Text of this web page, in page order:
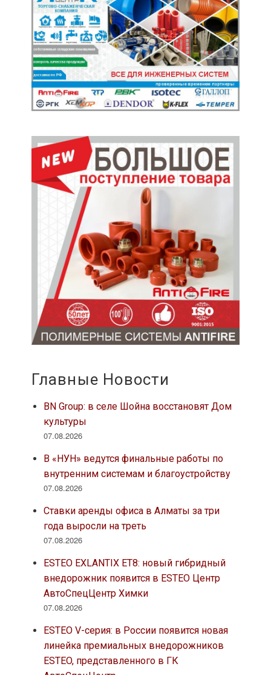
Главные Новости
BN Group: в селе Шойна восстановят Дом
культуры
07.08.2026
В «НУН» ведутся финальные работы по
внутренним системам и благоустройству
07.08.2026
Ставки аренды офиса в Алматы за три
года выросли на треть
07.08.2026
ESTEO EXLANTIX ET8: новый гибридный
внедорожник появится в ESTEO Центр
АвтоСпецЦентр Химки
07.08.2026
ESTEO V-серия: в России появится новая
линейка премиальных внедорожников
ESTEO, представленного в ГК